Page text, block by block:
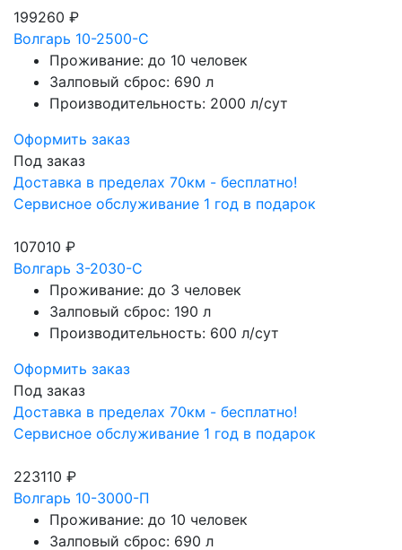
199260 ₽
Волгарь 10-2500-С
Проживание: до 10 человек
Залповый сброс: 690 л
Производительность: 2000 л/сут
Оформить заказ
Под заказ
Доставка в пределах 70км - бесплатно!
Сервисное обслуживание 1 год в подарок
107010 ₽
Волгарь 3-2030-С
Проживание: до 3 человек
Залповый сброс: 190 л
Производительность: 600 л/сут
Оформить заказ
Под заказ
Доставка в пределах 70км - бесплатно!
Сервисное обслуживание 1 год в подарок
223110 ₽
Волгарь 10-3000-П
Проживание: до 10 человек
Залповый сброс: 690 л